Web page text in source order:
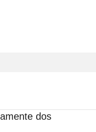
dos